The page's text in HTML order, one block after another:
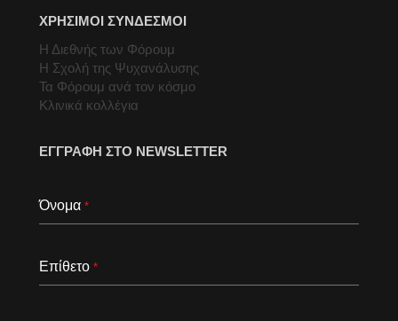
ΧΡΗΣΙΜΟΙ ΣΥΝΔΕΣΜΟΙ
Η Διεθνής των Φόρουμ
Η Σχολή της Ψυχανάλυσης
Τα Φόρουμ ανά τον κόσμο
Κλινικά κολλέγια
ΕΓΓΡΑΦΗ ΣΤΟ NEWSLETTER
Όνομα *
Επίθετο *